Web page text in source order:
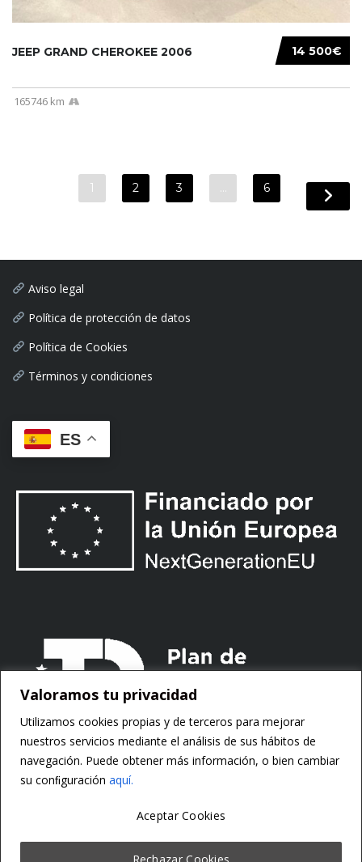
Valoramos tu privacidad
Utilizamos cookies propias y de terceros para mejorar
nuestros servicios mediante el análisis de sus hábitos de
navegación. Puede obtener más información, o bien cambiar
su conﬁguración aquí.
Rechazar Cookies
Aceptar Cookies
14 500€
JEEP GRAND CHEROKEE 2006
165746 km
1 2 3 … 6
Aviso legal
Política de protección de datos
Política de Cookies
Términos y condiciones
ES